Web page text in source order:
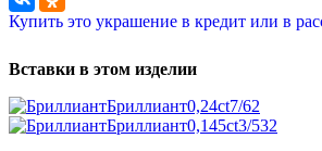
Купить это украшение в кредит или в
Вставки в этом изделии
Бриллиант0,24ct7/62
Бриллиант0,145ct3/532